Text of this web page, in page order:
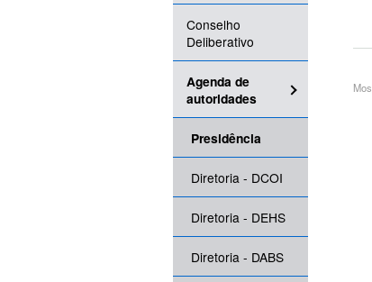
Conselho
Deliberativo
Agenda de
autoridades
Presidência
Diretoria - DCOI
Diretoria - DEHS
Diretoria - DABS